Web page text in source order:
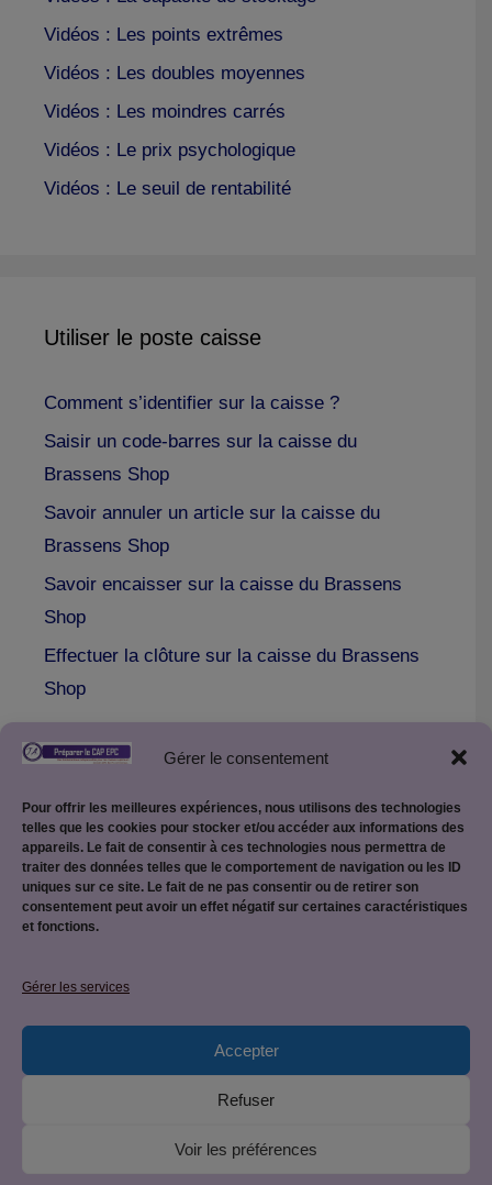
Gérer le consentement
Pour offrir les meilleures expériences, nous utilisons des technologies
telles que les cookies pour stocker et/ou accéder aux informations des
appareils. Le fait de consentir à ces technologies nous permettra de
traiter des données telles que le comportement de navigation ou les ID
uniques sur ce site. Le fait de ne pas consentir ou de retirer son
consentement peut avoir un effet négatif sur certaines caractéristiques
et fonctions.
Gérer les services
Accepter
Refuser
Voir les préférences
Vidéos : Les points extrêmes
Vidéos : Les doubles moyennes
Vidéos : Les moindres carrés
Vidéos : Le prix psychologique
Vidéos : Le seuil de rentabilité
Utiliser le poste caisse
Comment s’identifier sur la caisse ?
Saisir un code-barres sur la caisse du
Brassens Shop
Savoir annuler un article sur la caisse du
Brassens Shop
Savoir encaisser sur la caisse du Brassens
Shop
Effectuer la clôture sur la caisse du Brassens
Shop
© 2026 CAP EPC : équipier polyvalent du commerce • Site